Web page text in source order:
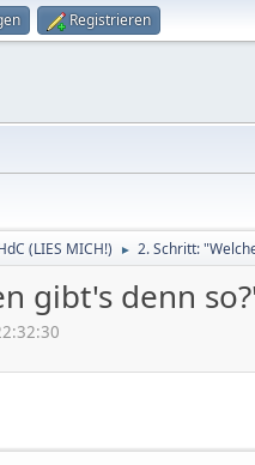
Registrieren
(LIES MICH!) ► 2. Schritt:
gibt's denn